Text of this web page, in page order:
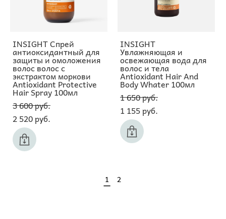
INSIGHT Спрей
антиоксидантный для
защиты и омоложения
волос волос с
экстрактом моркови
Antioxidant Protective
Hair Spray 100мл
3 600 pуб.
2 520 pуб.
INSIGHT
Увлажняющая и
освежающая вода для
волос и тела
Antioxidant Hair And
Body Whater 100мл
1 650 pуб.
1 155 pуб.
1 2